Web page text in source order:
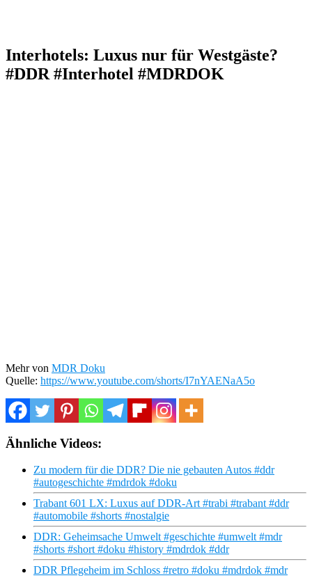
Interhotels: Luxus nur für Westgäste?
#DDR #Interhotel #MDRDOK
Mehr von MDR Doku
Quelle: https://www.youtube.com/shorts/I7nYAENaA5o
Ähnliche Videos:
Zu modern für die DDR? Die nie gebauten Autos #ddr
#autogeschichte #mdrdok #doku
Trabant 601 LX: Luxus auf DDR-Art #trabi #trabant #ddr
#automobile #shorts #nostalgie
DDR: Geheimsache Umwelt #geschichte #umwelt #mdr
#shorts #short #doku #history #mdrdok #ddr
DDR Pflegeheim im Schloss #retro #doku #mdrdok #mdr